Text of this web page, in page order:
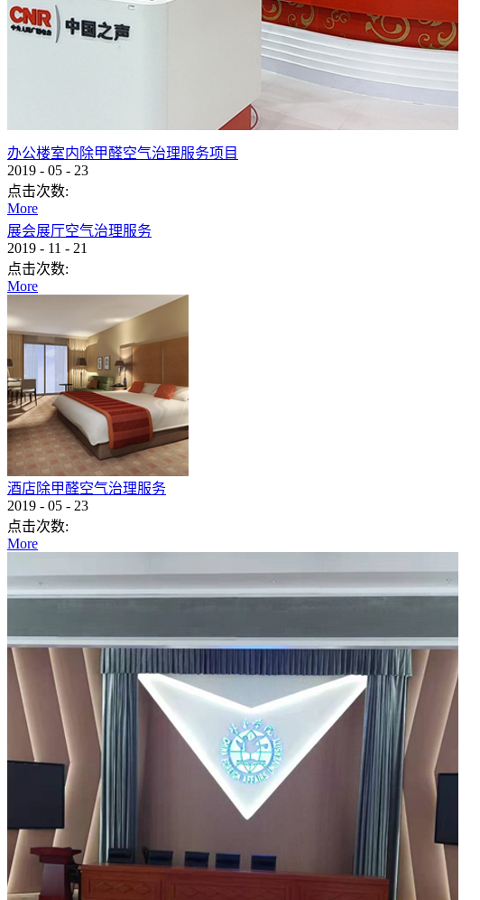
办公楼室内除甲醛空气治理服务项目
2019 - 05 - 23
点击次数:
More
展会展厅空气治理服务
2019 - 11 - 21
点击次数:
More
酒店除甲醛空气治理服务
2019 - 05 - 23
点击次数:
More